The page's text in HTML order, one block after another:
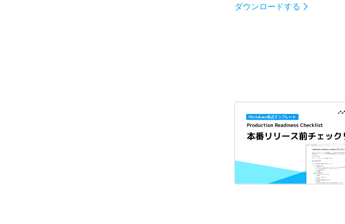
ダウンロードする